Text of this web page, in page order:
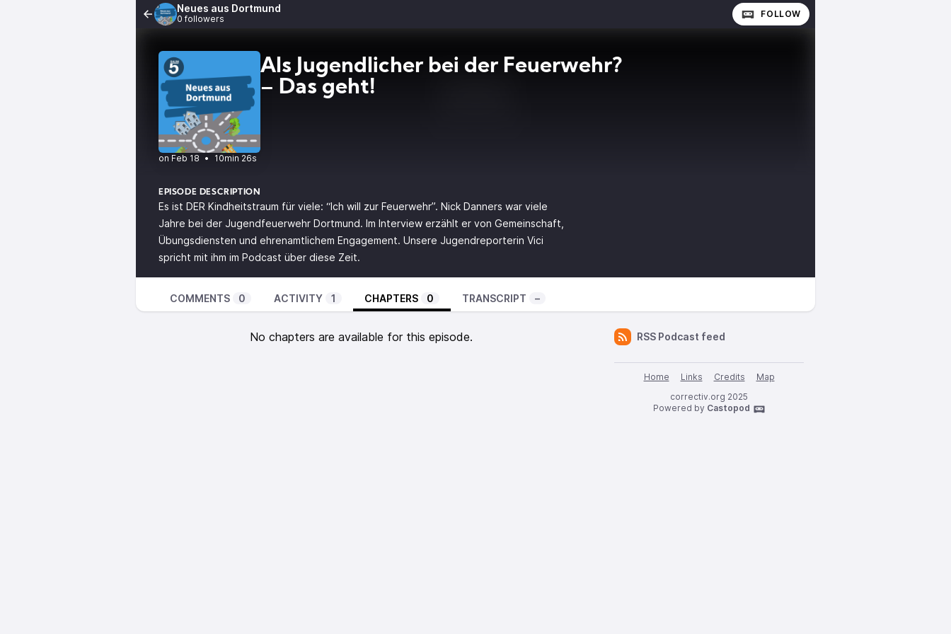
Neues aus Dortmund
0 followers FOLLOW
Als Jugendlicher bei der Feuerwehr?
– Das geht!
• 10min 26s
EPISODE DESCRIPTION
Es ist DER Kindheitstraum für viele: “Ich will zur Feuerwehr”. Nick Danners war viele
Jahre bei der Jugendfeuerwehr Dortmund. Im Interview erzählt er von Gemeinschaft,
Übungsdiensten und ehrenamtlichem Engagement. Unsere Jugendreporterin Vici
spricht mit ihm im Podcast über diese Zeit.
COMMENTS 0 ACTIVITY 1 CHAPTERS 0 TRANSCRIPT –
No chapters are available for this episode. RSS Podcast feed
Home Links Credits
Map
correctiv.org 2025
Powered by Castopod